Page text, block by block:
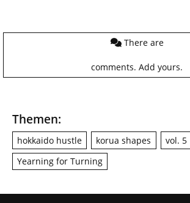
There are
comments. Add yours.
Themen:
hokkaido hustle korua shapes
vol. 5
Yearning for Turning